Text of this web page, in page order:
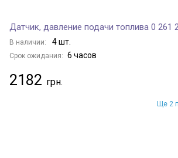
Датчик, давление подачи топлива 0 261
В наличии: 4 шт.
Срок ожидания: 6 часов
2182
Ще 2